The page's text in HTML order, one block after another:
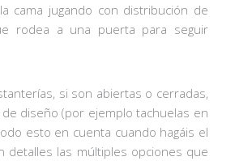
cama jugando con distribución de
rodea a una puerta para seguir
si son abiertas o cerradas,
diseño (por ejemplo tachuelas en
esto en cuenta cuando hagáis el
detalles las múltiples opciones que